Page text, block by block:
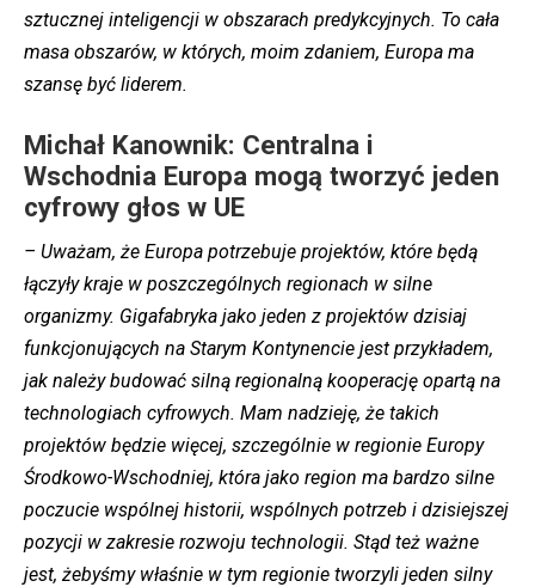
sztucznej inteligencji w obszarach predykcyjnych. To cała
masa obszarów, w których, moim zdaniem, Europa ma
szansę być liderem.
Michał Kanownik: Centralna i
Wschodnia Europa mogą tworzyć jeden
cyfrowy głos w UE
– Uważam, że Europa potrzebuje projektów, które będą
łączyły kraje w poszczególnych regionach w silne
organizmy. Gigafabryka jako jeden z projektów dzisiaj
funkcjonujących na Starym Kontynencie jest przykładem,
jak należy budować silną regionalną kooperację opartą na
technologiach cyfrowych. Mam nadzieję, że takich
projektów będzie więcej, szczególnie w regionie Europy
Środkowo-Wschodniej, która jako region ma bardzo silne
poczucie wspólnej historii, wspólnych potrzeb i dzisiejszej
pozycji w zakresie rozwoju technologii. Stąd też ważne
jest, żebyśmy właśnie w tym regionie tworzyli jeden silny